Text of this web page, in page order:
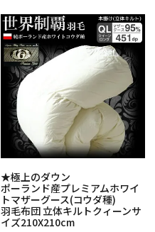
★極上のダウン
ポーランド産プレミアムホワイ
トマザーグース(コウダ種)
羽毛布団 立体キルトクィーンサ
イズ210X210cm